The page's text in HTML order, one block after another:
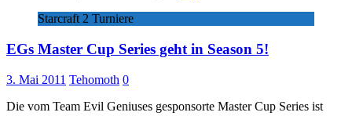
Starcraft 2 Turniere
EGs Master Cup Series geht in Season 5!
3. Mai 2011 Tehomoth 0
Die vom Team Evil Geniuses gesponsorte Master Cup Series ist